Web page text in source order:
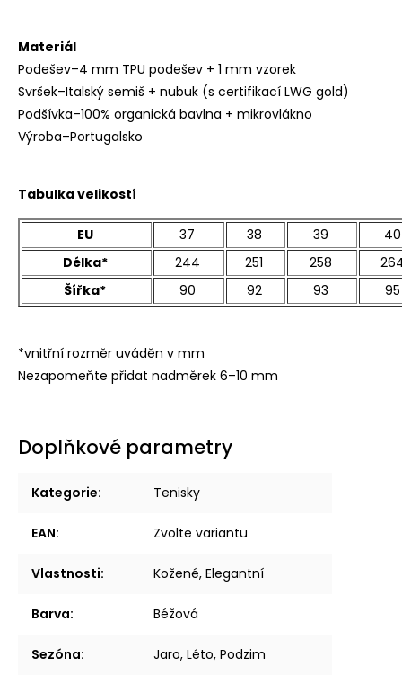
Materiál
Podešev–4 mm TPU podešev + 1 mm vzorek
Svršek–Italský semiš + nubuk (s certifikací LWG gold)
Podšívka–100% organická bavlna + mikrovlákno
Výroba–Portugalsko
Tabulka velikostí
EU 37 38 39
40
Délka*
244 251 258
Šířka*
90 92 93 95
*vnitřní rozměr uváděn v mm
Nezapomeňte přidat nadměrek 6–10 mm
Doplňkové parametry
Kategorie: Tenisky
EAN: Zvolte variantu
Vlastnosti: Kožené, Elegantní
Barva: Béžová
Sezóna: Jaro, Léto, Podzim